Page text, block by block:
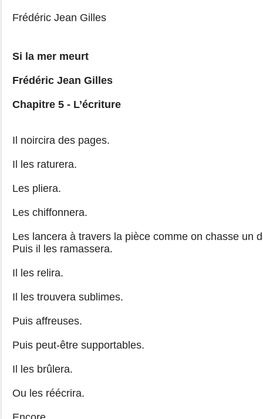
Frédéric Jean Gilles
Si la mer meurt
Frédéric Jean Gilles
Chapitre 5 - L’écriture
Il noircira des pages.
Il les raturera.
Les pliera.
Les chiffonnera.
Les lancera à travers la pièce comme on chasse un
Puis il les ramassera.
I l les relira.
Il les trouvera sublimes.
Puis affreuses.
Puis peut-être supportables.
Il les brûlera.
Ou les réécrira.